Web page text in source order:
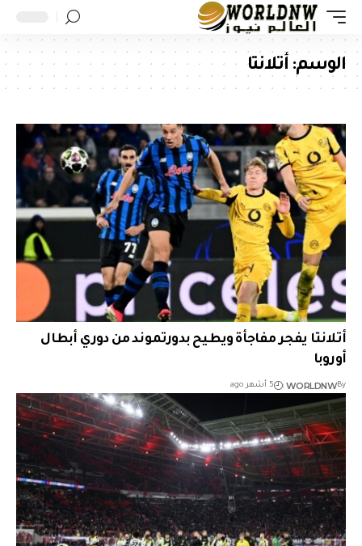
الوسم: أتلانتا
أتلانتا يفجر مفاجأة ويطيح بدورتموند من دوري أبطال
أوروبا
By
WORLDNW 5 أشهر ago